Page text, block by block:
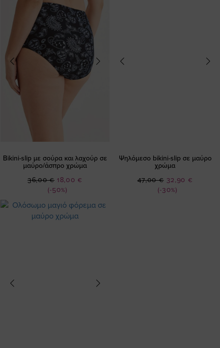
Bikini-slip με σούρα και λαχούρ σε
μαύρο/άσπρο χρώμα
(-50%)
Ειδική
Τιμή
18,00 €
36,00 €
Ψηλόμεσο bikini-slip σε μαύρο
χρώμα
(-30%)
Ειδική
Τιμή
32,90 €
47,00 €